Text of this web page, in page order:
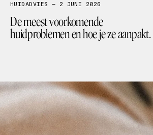
HUIDADVIES — 2 JUNI 2026
De meest voorkomende
huidproblemen en hoe je ze aanpakt.